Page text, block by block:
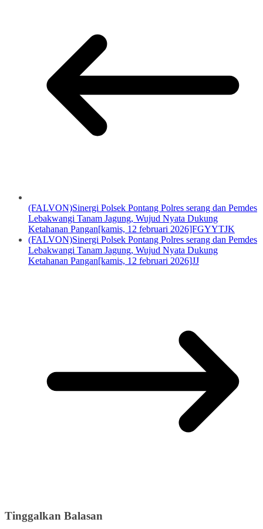
(FALVON)Sinergi Polsek Pontang Polres serang dan Pemdes
Lebakwangi Tanam Jagung, Wujud Nyata Dukung
Ketahanan Pangan[kamis, 12 februari 2026]FGYYTJK
(FALVON)Sinergi Polsek Pontang Polres serang dan Pemdes
Lebakwangi Tanam Jagung, Wujud Nyata Dukung
Ketahanan Pangan[kamis, 12 februari 2026]JJ
Tinggalkan Balasan